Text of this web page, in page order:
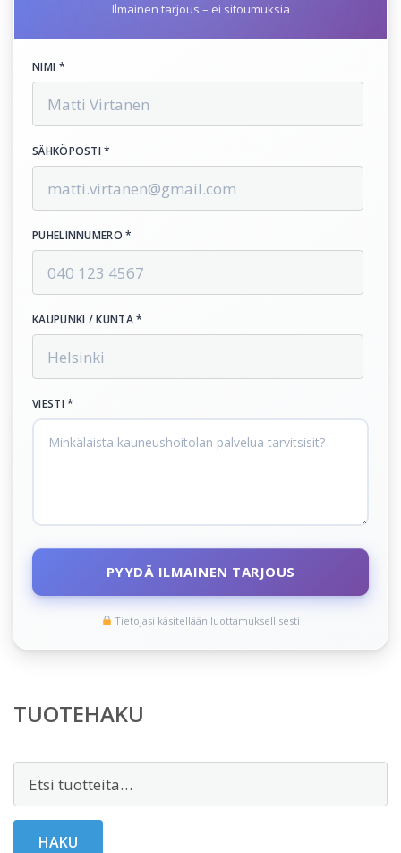
Ilmainen tarjous – ei sitoumuksia
NIMI *
SÄHKÖPOSTI *
PUHELINNUMERO *
KAUPUNKI / KUNTA *
VIESTI *
PYYDÄ ILMAINEN TARJOUS
Tietojasi käsitellään luottamuksellisesti
TUOTEHAKU
HAKU